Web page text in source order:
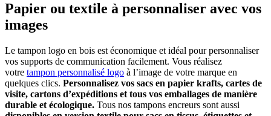
Papier ou textile à personnaliser avec vos
images
Le tampon logo en bois est économique et idéal pour personnaliser
vos supports de communication facilement. Vous réalisez
votre tampon personnalisé logo à l’image de votre marque en
quelques clics. Personnalisez vos sacs en papier krafts, cartes de
visite, cartons d’expéditions et tous vos emballages de manière
durable et écologique. Tous nos tampons encreurs sont aussi